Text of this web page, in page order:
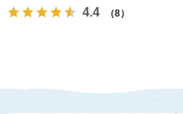
4.4 （8）